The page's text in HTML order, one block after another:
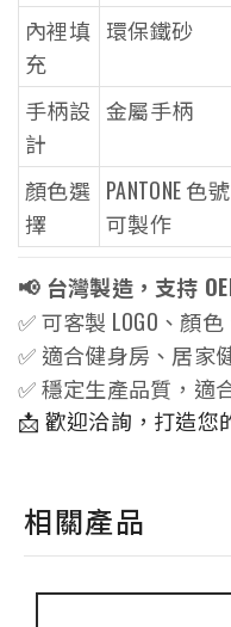
內裡填
充
環保鐵砂
手柄設
計
金屬手柄
顏色選
擇
PANTONE 色
可製作
📢 台灣製造，支持
✅ 可客製 LOGO、顏
✅ 適合健身房、居家
✅ 穩定生產品質，適
📩 歡迎洽詢，打造您
相關產品